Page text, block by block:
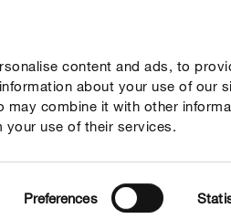
content and ads, to
about your use of our
may combine it with other
your use of their services.
Preferences
Conseil Thèmes Service